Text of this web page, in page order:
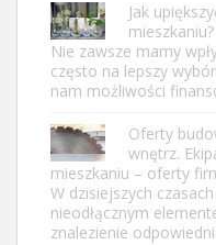
Jak
mieszkaniu?
Nie zawsze mamy
często na lepszy
nam możliwości
Oferty
wnętrz.
mieszkaniu – oferty
W dzisiejszych
nieodłącznym
znalezienie